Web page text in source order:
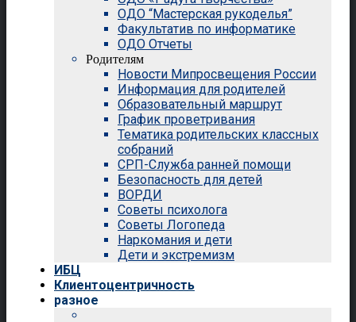
ОДО “Мастерская рукоделья”
Факультатив по информатике
ОДО Отчеты
Родителям
Новости Мипросвещения России
Информация для родителей
Образовательный маршрут
График проветривания
Тематика родительских классных
собраний
СРП-Служба ранней помощи
Безопасность для детей
ВОРДИ
Советы психолога
Советы Логопеда
Наркомания и дети
Дети и экстремизм
ИБЦ
Клиентоцентричность
разное